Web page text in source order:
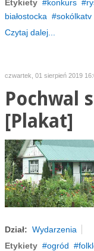
Etykiety konkurs
białostocka
sokólkatv
Czytaj dalej...
czwartek, 01 sierpień 2019
Pochwal
[Plakat]
Dział: Wydarzenia
Etykiety
ogród